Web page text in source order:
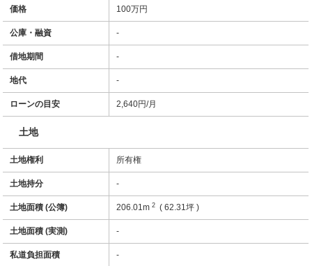
価格 100万円
公庫・融資 -
借地期間 -
地代 -
ローンの目安 2,640円/月
土地
土地権利 所有権
土地持分 -
土地面積 (公簿) 206.01m2 ( 62.31坪 )
土地面積 (実測) -
私道負担面積 -